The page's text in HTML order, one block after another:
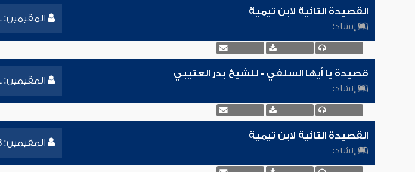
المقيمين: 1
القصيدة التائية لابن تيمية
إنشاد:
المقيمين: 1
قصيدة يا أيها السلفي - للشيخ بدر العتيبي
إنشاد:
المقيمين: 3
القصيدة التائية لابن تيمية
إنشاد: